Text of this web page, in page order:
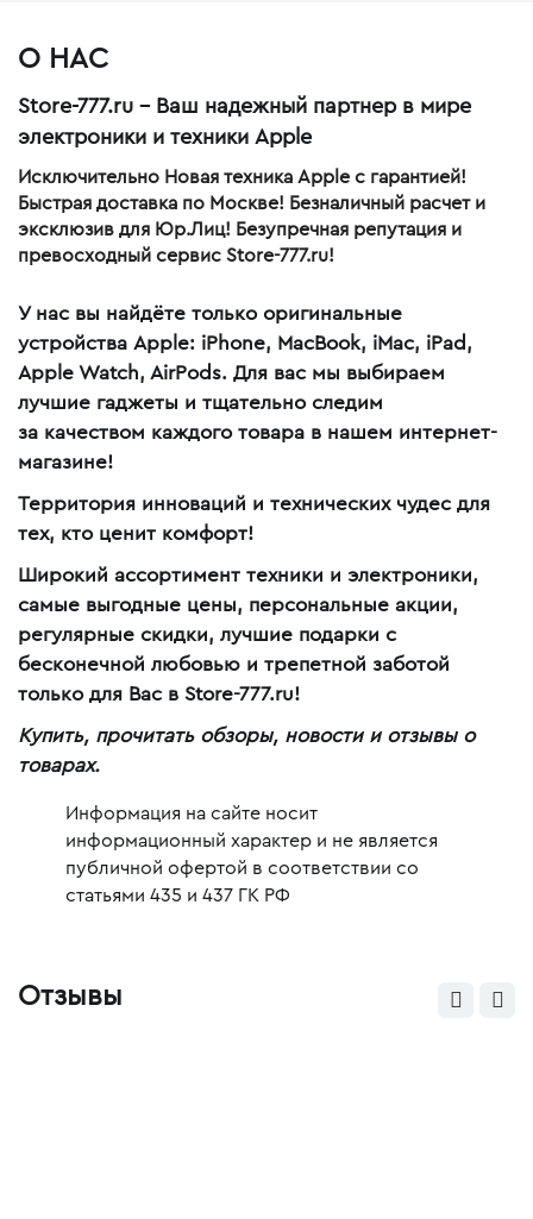
О НАС
Store-777.ru - Ваш надежный партнер в мире
электроники и техники Apple
Исключительно Новая техника Apple с гарантией!
Быстрая доставка по Москве! Безналичный расчет и
эксклюзив для Юр.Лиц! Безупречная репутация и
превосходный сервис Store-777.ru!
У нас вы найдёте только оригинальные
устройства Apple: iPhone, MacBook, iMac, iPad,
Apple Watch, AirPods. Для вас мы выбираем
лучшие гаджеты и тщательно следим
за качеством каждого товара в нашем интернет-
магазине!
Территория инноваций и технических чудес для
тех, кто ценит комфорт!
Широкий ассортимент техники и электроники,
самые выгодные цены, персональные акции,
регулярные скидки, лучшие подарки с
бесконечной любовью и трепетной заботой
только для Вас в Store-777.ru!
Купить, прочитать обзоры, новости и отзывы о
товарах.
Информация на сайте носит
информационный характер и не является
публичной офертой в соответствии со
статьями 435 и 437 ГК РФ
Отзывы